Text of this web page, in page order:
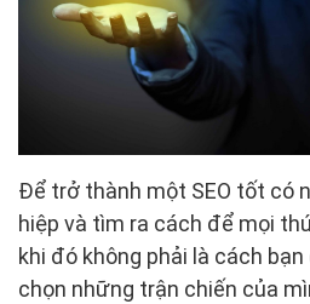
Để trở thành một SEO tốt có
hiệp và tìm ra cách để mọi
khi đó không phải là cách
chọn những trận chiến của